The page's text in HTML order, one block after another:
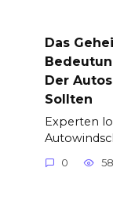
Das
Der
Sollten
Experten
0 58